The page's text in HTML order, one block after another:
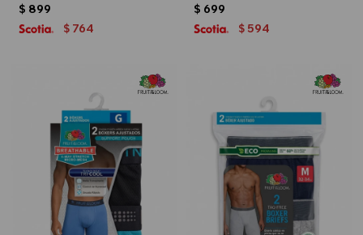
$ 899
$ 764
$ 699
$ 594